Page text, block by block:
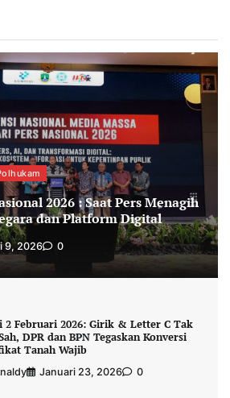
2026 : Saat Pers Menagih
dan Platform Digital
9, 2026 0
2 Februari 2026: Girik & Letter C Tak
DPR dan BPN Tegaskan Konversi
Tanah Wajib
Januari 23, 2026 0